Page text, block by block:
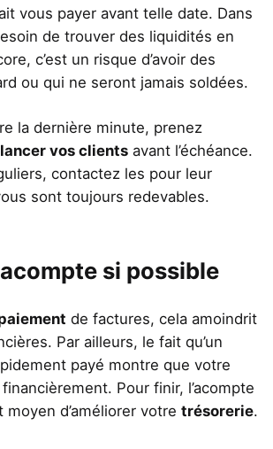
vous payer avant telle date. Dans
de trouver des liquidités en
c’est un risque d’avoir des
ou qui ne seront jamais soldées.
la dernière minute, prenez
vos clients avant l’échéance.
contactez les pour leur
sont toujours redevables.
si possible
de factures, cela amoindrit
Par ailleurs, le fait qu’un
payé montre que votre
Pour finir, l’acompte
d’améliorer votre trésorerie.